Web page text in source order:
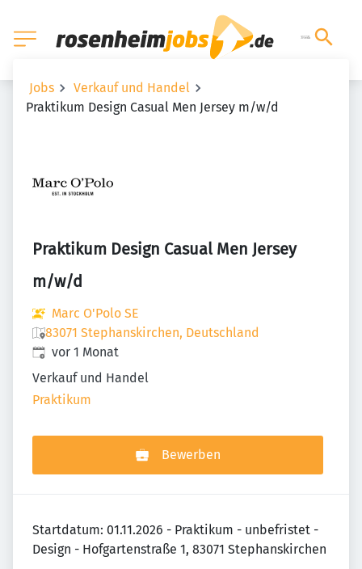
Jobs
Verkauf und Handel
Praktikum Design Casual Men Jersey m/w/d
Praktikum Design Casual Men Jersey
m/w/d
Marc O'Polo SE
83071 Stephanskirchen, Deutschland
Veröffentlicht:
vor 1 Monat
Verkauf und Handel
Praktikum
Bewerben
Startdatum: 01.11.2026 - Praktikum - unbefristet -
Design - Hofgartenstraße 1, 83071 Stephanskirchen